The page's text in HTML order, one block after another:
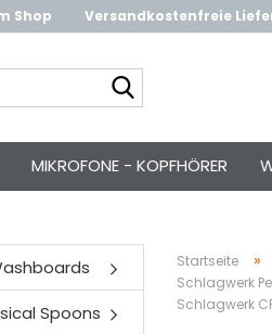
Shop Versandkostenfreie
MIKROFONE - KOPFHÖRER
Startseite »
Schlagwerk
Schlagwerk
Spoons